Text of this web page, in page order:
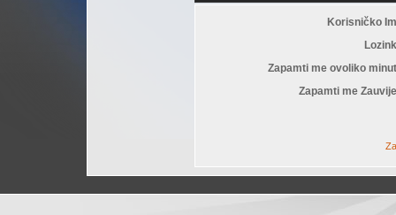
Korisničko
Zapamti me ovoliko
Zapamti me